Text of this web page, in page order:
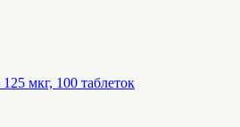
мкг, 100 таблеток